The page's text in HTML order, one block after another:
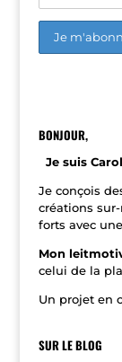
n
v
e
:
BONJOUR,
Je suis
Je conçois
créations
forts avec
Mon
celui de la
Un projet en
SUR LE BLOG